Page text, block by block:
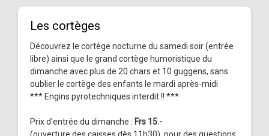
Les cortèges
Découvrez le cortège nocturne du samedi soir (entrée
libre) ainsi que le grand cortège humoristique du
dimanche avec plus de 20 chars et 10 guggens, sans
oublier le cortège des enfants le mardi après-midi
*** Engins pyrotechniques interdit !! ***
Prix d'entrée du dimanche : Frs 15.-